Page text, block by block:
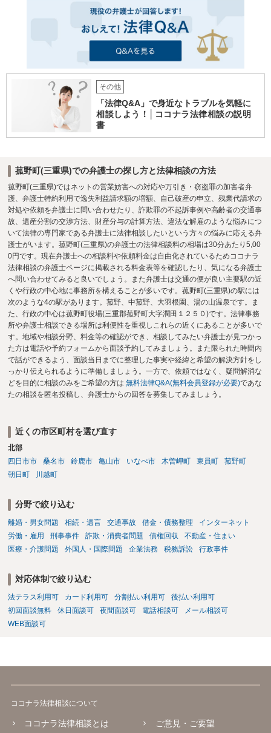
その他
「法律Q&A」で身近なトラブルを気軽に
相談しよう！│ココナラ法律相談の説明
書
菰野町(三重県)での弁護士の探し方と法律相談の方法
菰野町(三重県)ではネットの営業妨害への対応や万引き・窃盗罪の加害者弁
護、弁護士特約利用で逸失利益請求額の増額、自己破産の申立、残業代請求の
対処や依頼を弁護士に問い合わせたり、詐欺罪の不起訴事例や高齢者の交通事
故、遺産分割の交渉方法、財産分与の計算方法、違法な解雇のような悩みにつ
いて法律の専門家である弁護士に法律相談したいという方々の悩みに応える弁
護士がいます。菰野町(三重県)の弁護士の法律相談料の相場は30分あたり5,00
0円です。現在弁護士への相談料や依頼料金は自由化されているためココナラ
法律相談の弁護士ページに掲載される料金表等を確認したり、気になる弁護士
へ問い合わせてみると良いでしょう。また弁護士は交通の便が良い主要駅の近
くや行政の中心地に事務所を構えることが多いです。菰野町(三重県)の駅には
次のような4の駅があります。菰野、中菰野、大羽根園、湯の山温泉です。ま
た、行政の中心は菰野町役場(三重郡菰野町大字潤田１２５０)です。法律事務
所や弁護士相談できる場所は利便性を重視しこれらの近くにあることが多いで
す。地域や相談分野、料金等の確認ができ、相談してみたい弁護士が見つかっ
た方は電話や予約フォームから面談予約してみましょう。また限られた時間内
で話ができるよう、面談当日までに整理した事実や経緯と希望の解決方針をし
っかり伝えられるように準備しましょう。一方で、依頼ではなく、疑問解消な
どを目的に相談のみをご希望の方は 無料法律Q&A(無料会員登録が必要)であな
たの相談を匿名投稿し、弁護士からの回答を募集してみましょう。
近くの市区町村を選び直す
北部
四日市市
桑名市 鈴鹿市 亀山市 いなべ市 木曽岬町 東員町
菰野町
朝日町
川越町
分野で絞り込む
離婚・男女問題 相続・遺言 交通事故 借金・債務整理
インターネット
労働・雇用
刑事事件 詐欺・消費者問題 債権回収
不動産・住まい
医療・介護問題
外国人・国際問題 企業法務 税務訴訟 行政事件
対応体制で絞り込む
法テラス利用可 カード利用可 分割払い利用可
後払い利用可
初回面談無料
休日面談可 夜間面談可 電話相談可
メール相談可
WEB面談可
ココナラ法律相談について
ココナラ法律相談とは ご意見・ご要望